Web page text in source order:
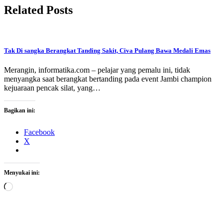
Related Posts
Tak Di sangka Berangkat Tanding Sakit, Civa Pulang Bawa Medali Emas
Merangin, informatika.com – pelajar yang pemalu ini, tidak
menyangka saat berangkat bertanding pada event Jambi champion
kejuaraan pencak silat, yang…
Bagikan ini:
Facebook
X
Menyukai ini:
Memuat...